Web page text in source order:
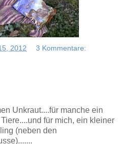
2012 3 Kommentare:
Unkraut....für manche ein
für mich, ein kleiner
(neben den